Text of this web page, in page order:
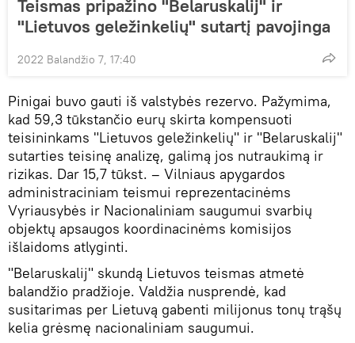
Teismas pripažino "Belaruskalij" ir
"Lietuvos geležinkelių" sutartį pavojinga
2022 Balandžio 7, 17:40
Pinigai buvo gauti iš valstybės rezervo. Pažymima,
kad 59,3 tūkstančio eurų skirta kompensuoti
teisininkams "Lietuvos geležinkelių" ir "Belaruskalij"
sutarties teisinę analizę, galimą jos nutraukimą ir
rizikas. Dar 15,7 tūkst. – Vilniaus apygardos
administraciniam teismui reprezentacinėms
Vyriausybės ir Nacionaliniam saugumui svarbių
objektų apsaugos koordinacinėms komisijos
išlaidoms atlyginti.
"Belaruskalij" skundą Lietuvos teismas atmetė
balandžio pradžioje. Valdžia nusprendė, kad
susitarimas per Lietuvą gabenti milijonus tonų trąšų
kelia grėsmę nacionaliniam saugumui.